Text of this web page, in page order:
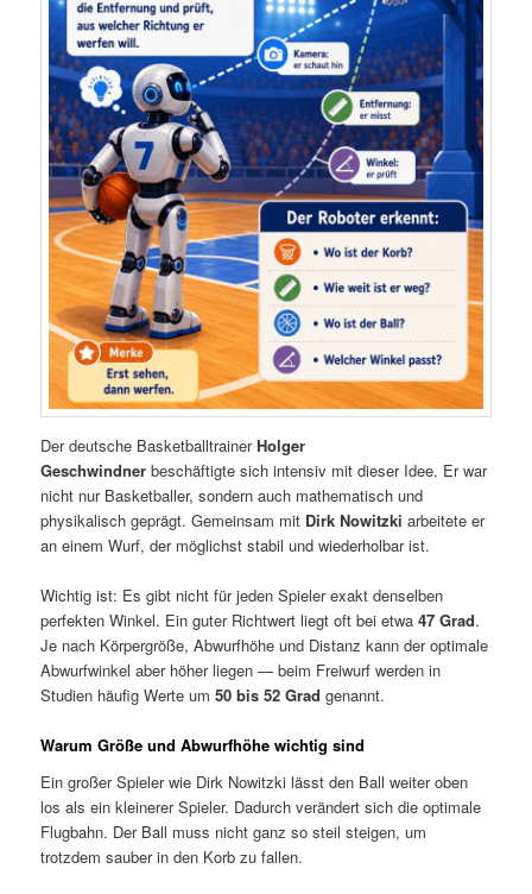
Der deutsche BasketballtrainerHolger
Geschwindner beschäftigte sich intensiv mit dieser Idee. Er war
nicht nur Basketballer, sondern auch mathematisch und
physikalisch geprägt. Gemeinsam mit Dirk Nowitzki arbeitete er
an einem Wurf, der möglichst stabil und wiederholbar ist.
Wichtig ist: Es gibt nicht für jeden Spieler exakt denselben
perfekten Winkel. Ein guter Richtwert liegt oft bei etwa47 Grad.
Je nach Körpergröße, Abwurfhöhe und Distanz kann der optimale
Abwurfwinkel aber höher liegen — beim Freiwurf werden in
Studien häufig Werte um50 bis 52 Grad genannt.
Warum Größe und Abwurfhöhe wichtig sind
Ein großer Spieler wie Dirk Nowitzki lässt den Ball weiter oben
los als ein kleinerer Spieler. Dadurch verändert sich die optimale
Flugbahn. Der Ball muss nicht ganz so steil steigen, um
trotzdem sauber in den Korb zu fallen.